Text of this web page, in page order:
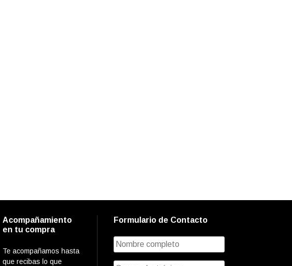
Acompañamiento
en tu compra
Te acompañamos hasta
que recibas lo que
Formulario de Contacto